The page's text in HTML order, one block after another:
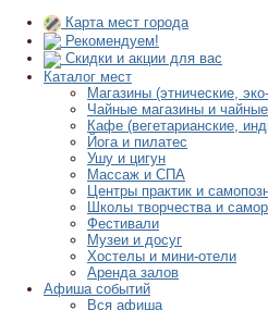
Карта мест города
Рекомендуем!
Скидки и акции для вас
Каталог мест
Магазины (этнические,
Чайные магазины и
Кафе (вегетарианские,
Йога и пилатес
Ушу и цигун
Массаж и СПА
Центры практик и
Школы творчества и
Фестивали
Музеи и досуг
Хостелы и мини-отели
Аренда залов
Афиша событий
Вся афиша